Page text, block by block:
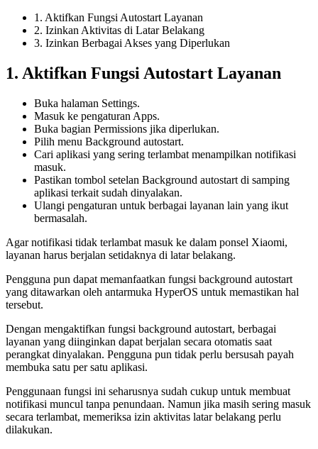
1. Aktifkan Fungsi Autostart Layanan
2. Izinkan Aktivitas di Latar Belakang
3. Izinkan Berbagai Akses yang Diperlukan
1. Aktifkan Fungsi Autostart Layanan
Buka halaman Settings.
Masuk ke pengaturan Apps.
Buka bagian Permissions jika diperlukan.
Pilih menu Background autostart.
Cari aplikasi yang sering terlambat menampilkan notifikasi
masuk.
Pastikan tombol setelan Background autostart di samping
aplikasi terkait sudah dinyalakan.
Ulangi pengaturan untuk berbagai layanan lain yang ikut
bermasalah.
Agar notifikasi tidak terlambat masuk ke dalam ponsel Xiaomi,
layanan harus berjalan setidaknya di latar belakang.
Pengguna pun dapat memanfaatkan fungsi background autostart
yang ditawarkan oleh antarmuka HyperOS untuk memastikan hal
tersebut.
Dengan mengaktifkan fungsi background autostart, berbagai
layanan yang diinginkan dapat berjalan secara otomatis saat
perangkat dinyalakan. Pengguna pun tidak perlu bersusah payah
membuka satu per satu aplikasi.
Penggunaan fungsi ini seharusnya sudah cukup untuk membuat
notifikasi muncul tanpa penundaan. Namun jika masih sering masuk
secara terlambat, memeriksa izin aktivitas latar belakang perlu
dilakukan.